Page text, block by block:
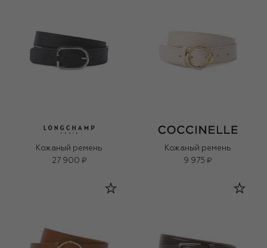
Кожаный ремень
27 900 ₽
Кожаный ремень
9 975 ₽